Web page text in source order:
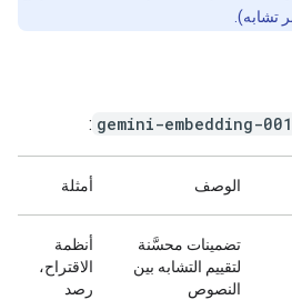
gemini-embedding-001
:
الوصف أمثلة
تضمينات محسَّنة
لتقييم التشابه بين
النصوص
أنظمة
الاقتراح،
رصد